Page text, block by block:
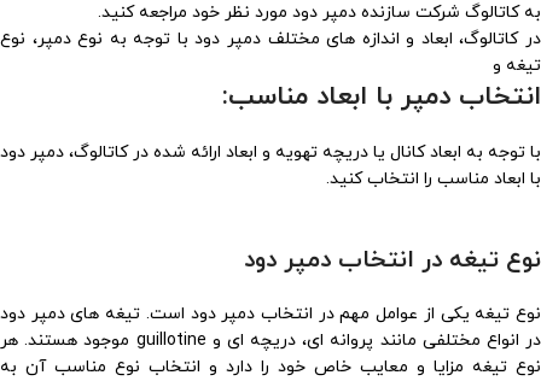
به کاتالوگ شرکت سازنده دمپر دود مورد نظر خود مراجعه کنید.
در کاتالوگ، ابعاد و اندازه های مختلف دمپر دود با توجه به نوع دمپر، نوع
تیغه و
انتخاب دمپر با ابعاد مناسب:
با توجه به ابعاد کانال یا دریچه تهویه و ابعاد ارائه شده در کاتالوگ، دمپر دود
با ابعاد مناسب را انتخاب کنید.
نوع تیغه در انتخاب دمپر دود
نوع تیغه یکی از عوامل مهم در انتخاب دمپر دود است. تیغه های دمپر دود
در انواع مختلفی مانند پروانه ای، دریچه ای و guillotine موجود هستند. هر
نوع تیغه مزایا و معایب خاص خود را دارد و انتخاب نوع مناسب آن به